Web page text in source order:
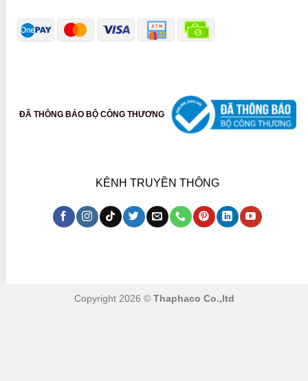
ĐÃ THÔNG BÁO BỘ CÔNG THƯƠNG
KÊNH TRUYỀN THÔNG
Copyright 2026 © Thaphaco Co.,ltd